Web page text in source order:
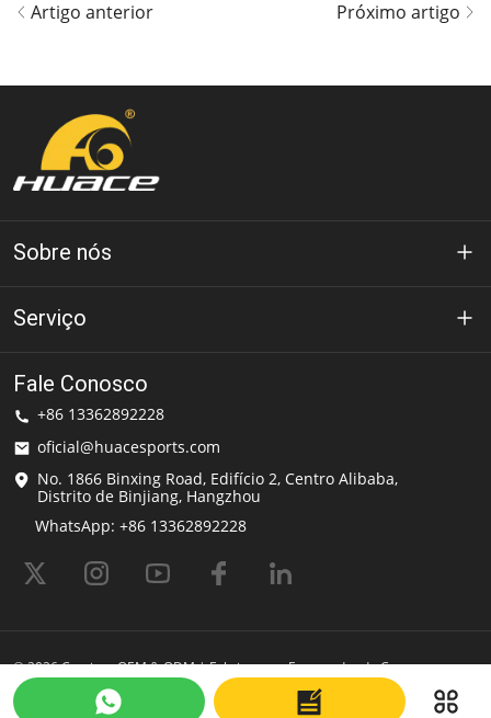
Artigo anterior Próximo artigo
Sobre nós
Sobre Huace
Solução
Serviço
política de Privacidade
Termos de uso
Serviço de entrega
perguntas frequentes
Fale Conosco
+86 13362892228
oficial@huacesports.com
No. 1866 Binxing Road, Edifício 2, Centro Alibaba,
Distrito de Binjiang, Hangzhou
WhatsApp: +86 13362892228
© 2026 Camisas OEM & ODM | Fabricante e Fornecedor de Capacetes
Esportivos | HuaceSports Alimentado por Shopastro
Última atualização
2025-06-10